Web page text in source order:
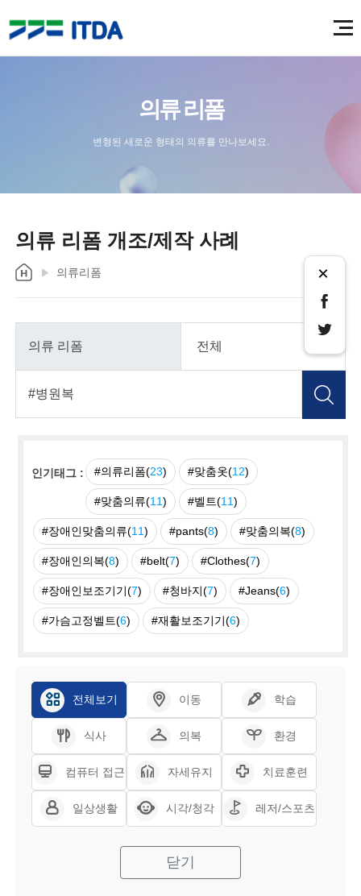
의류 리폼
변형된 새로운 형태의 의류를 만나보세요.
의류 리폼 개조/제작 사례
의류리폼 ×
인기태그 : #의류리폼(23) #맞춤옷(12)
#맞춤의류(11) #벨트(11)
#장애인맞춤의류(11) #pants(8) #맞춤의복(8)
#장애인의복(8) #belt(7) #Clothes(7)
#장애인보조기기(7) #청바지(7) #Jeans(6)
#가슴고정벨트(6) #재활보조기기(6)
전체보기 이동 학습
식사 의복 환경
컴퓨터 접근 자세유지 치료훈련
일상생활 시각/청각 레저/스포츠
닫기